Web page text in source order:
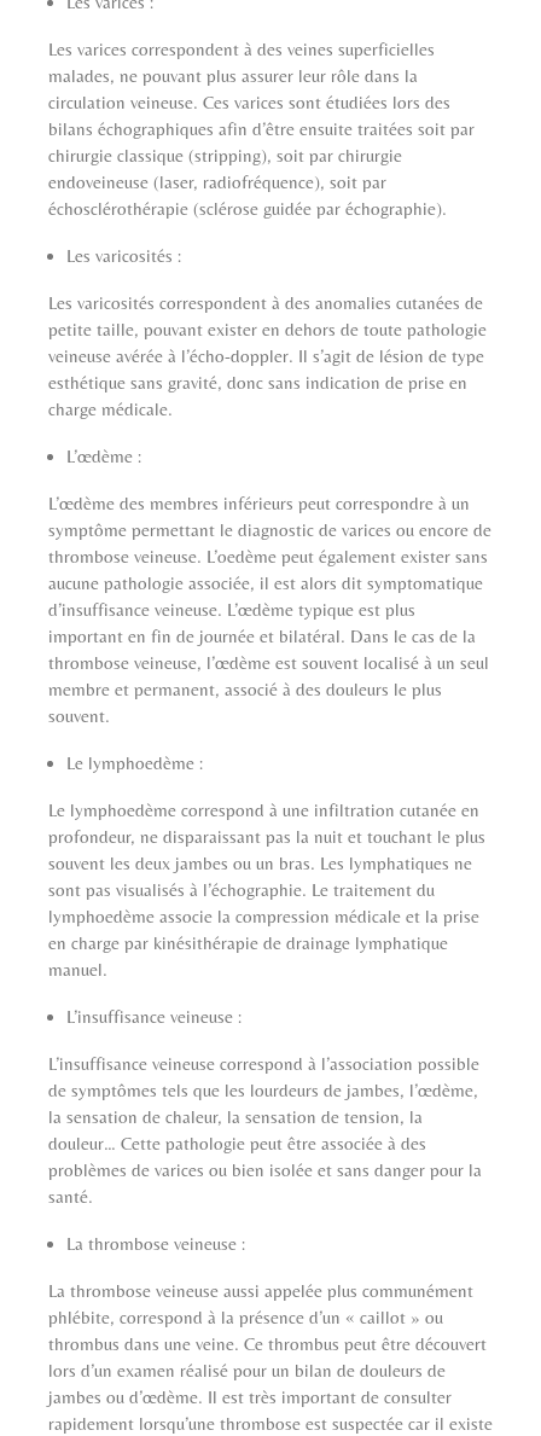
Les varices correspondent à des veines superficielles
malades, ne pouvant plus assurer leur rôle dans la
circulation veineuse. Ces varices sont étudiées lors des
bilans échographiques afin d’être ensuite traitées soit par
chirurgie classique (stripping), soit par chirurgie
endoveineuse (laser, radiofréquence), soit par
échosclérothérapie (sclérose guidée par échographie).
Les varicosités :
Les varicosités correspondent à des anomalies cutanées de
petite taille, pouvant exister en dehors de toute pathologie
veineuse avérée à l’écho-doppler. Il s’agit de lésion de type
esthétique sans gravité, donc sans indication de prise en
charge médicale.
L’œdème :
L’œdème des membres inférieurs peut correspondre à un
symptôme permettant le diagnostic de varices ou encore de
thrombose veineuse. L’oedème peut également exister sans
aucune pathologie associée, il est alors dit symptomatique
d’insuffisance veineuse. L’œdème typique est plus
important en fin de journée et bilatéral. Dans le cas de la
thrombose veineuse, l’œdème est souvent localisé à un seul
membre et permanent, associé à des douleurs le plus
souvent.
Le lymphoedème :
Le lymphoedème correspond à une infiltration cutanée en
profondeur, ne disparaissant pas la nuit et touchant le plus
souvent les deux jambes ou un bras. Les lymphatiques ne
sont pas visualisés à l’échographie. Le traitement du
lymphoedème associe la compression médicale et la prise
en charge par kinésithérapie de drainage lymphatique
manuel.
L’insuffisance veineuse :
L’insuffisance veineuse correspond à l’association possible
de symptômes tels que les lourdeurs de jambes, l’œdème,
la sensation de chaleur, la sensation de tension, la
douleur… Cette pathologie peut être associée à des
problèmes de varices ou bien isolée et sans danger pour la
santé.
La thrombose veineuse :
La thrombose veineuse aussi appelée plus communément
phlébite, correspond à la présence d’un « caillot » ou
thrombus dans une veine. Ce thrombus peut être découvert
lors d’un examen réalisé pour un bilan de douleurs de
jambes ou d’œdème. Il est très important de consulter
rapidement lorsqu’une thrombose est suspectée car il existe